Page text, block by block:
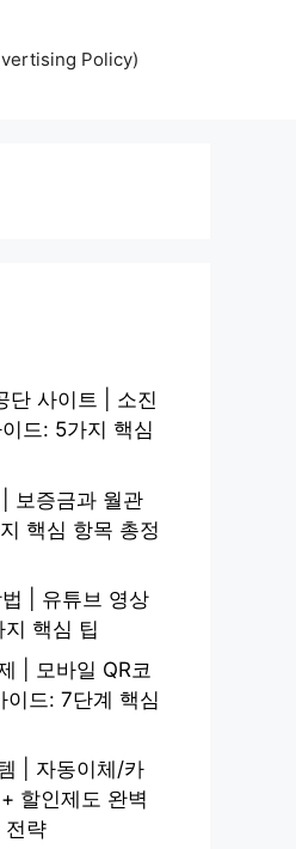
Policy)
단 사이트 | 소진
드: 5가지 핵심
보증금과 월관
핵심 항목 총정
| 유튜브 영상
핵심 팁
| 모바일 QR코
이드: 7단계 핵심
| 자동이체/카
할인제도 완벽
전략